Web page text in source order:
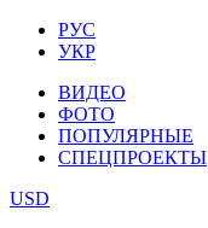
РУС
УКР
ВИДЕО
ФОТО
ПОПУЛЯРНЫЕ
СПЕЦПРОЕКТЫ
USD